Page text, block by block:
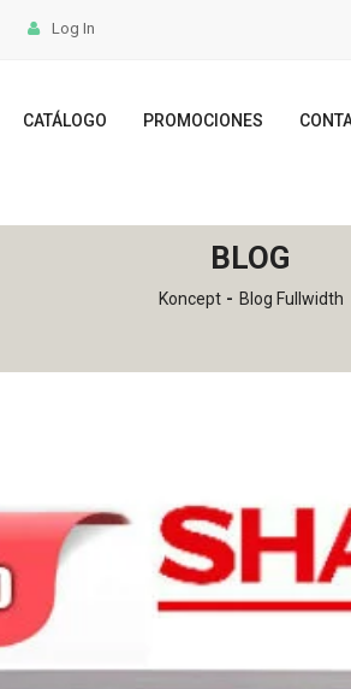
Log In
CATÁLOGO PROMOCIONES
BLOG
Koncept Blog Fullwidth